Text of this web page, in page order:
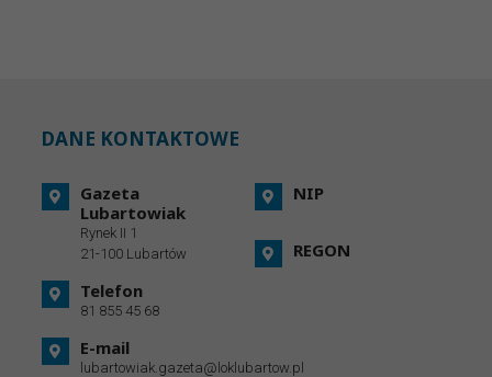
DANE KONTAKTOWE
Gazeta
Lubartowiak
Rynek II 1
21-100 Lubartów
Telefon
81 855 45 68
E-mail
lubartowiak.gazeta@loklubartow.pl
NIP
REGON